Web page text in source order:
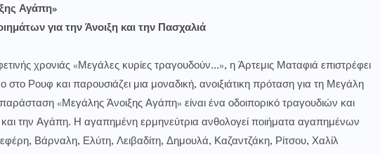
Αγάπη»
για την Άνοιξη και την Πασχαλιά
χρονιάς «Μεγάλες κυρίες τραγουδούν…», η Άρτεμις Ματαφιά επιστρέφει
Ρουφ και παρουσιάζει μια μοναδική, ανοιξιάτικη πρόταση για τη Μεγάλη
παράσταση «Μεγάλης Άνοιξης Αγάπη» είναι ένα οδοιπορικό τραγουδιών και
και την Αγάπη. Η αγαπημένη ερμηνεύτρια ανθολογεί ποιήματα αγαπημένων
Βάρναλη, Ελύτη, Λειβαδίτη, Δημουλά, Καζαντζάκη, Ρίτσου, Χαλίλ